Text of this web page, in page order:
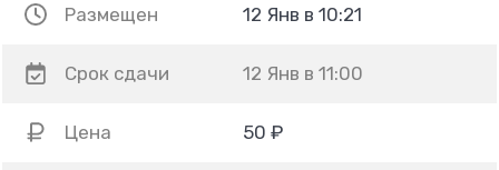
Размещен 12 Янв в 10:21
Срок сдачи 12 Янв в 11:00
Цена 50 ₽